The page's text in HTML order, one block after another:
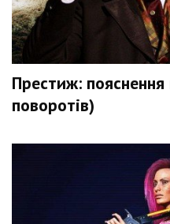
Престиж: пояснення
поворотів)